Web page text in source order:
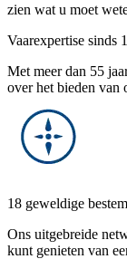
zien wat u moet
Vaarexpertise sinds
Met meer dan 55
over het bieden van
18 geweldige
Ons uitgebreide
kunt genieten van